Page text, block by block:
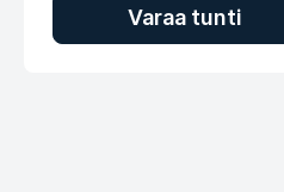
Varaa tunti